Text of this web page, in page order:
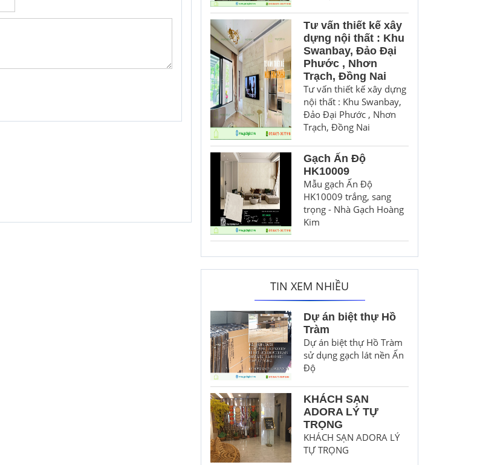
Tư vấn thiết kế xây
dựng nội thất : Khu
Swanbay, Đảo Đại
Phước , Nhơn
Trạch, Đồng Nai
Tư vấn thiết kế xây dựng
nội thất : Khu Swanbay,
Đảo Đại Phước , Nhơn
Trạch, Đồng Nai
Gạch Ấn Độ
HK10009
Mẫu gạch Ấn Độ
HK10009 trắng, sang
trọng - Nhà Gạch Hoàng
Kim
TIN XEM NHIỀU
Dự án biệt thự Hồ
Tràm
Dự án biệt thự Hồ Tràm
sử dụng gạch lát nền Ấn
Độ
KHÁCH SẠN
ADORA LÝ TỰ
TRỌNG
KHÁCH SẠN ADORA LÝ
TỰ TRỌNG